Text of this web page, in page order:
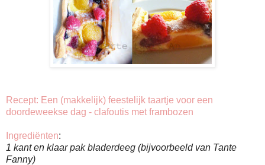
Recept: Een (makkelijk) feestelijk taartje voor een
doordeweekse dag - clafoutis met frambozen
Ingrediënten:
1 kant en klaar pak bladerdeeg (bijvoorbeeld van Tante
Fanny)